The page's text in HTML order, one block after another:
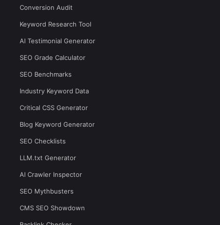
Conversion Audit
Keyword Research Tool
AI Testimonial Generator
SEO Grade Calculator
SEO Benchmarks
Industry Keyword Data
Critical CSS Generator
Blog Keyword Generator
SEO Checklists
LLM.txt Generator
AI Crawler Inspector
SEO Mythbusters
CMS SEO Showdown